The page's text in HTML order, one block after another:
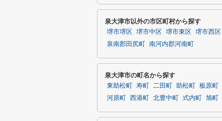
泉大津市以外の市区町村から探す
堺市堺区 堺市中区 堺市東区 堺市西区
泉南郡田尻町
南河内郡河南町
泉大津市の町名から探す
東助松町 寿町 二田町 助松町 板原町
河原町
西港町 北豊中町 式内町 旭町